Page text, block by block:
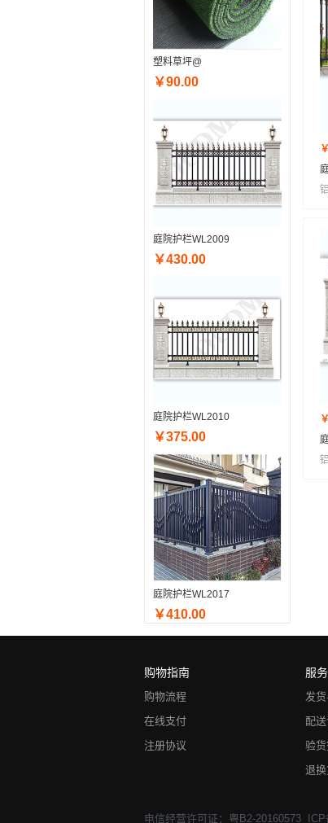
塑料草坪@
￥90.00
庭院护栏WL2009
￥430.00
庭院护栏WL2010
￥375.00
庭院护栏WL2017
￥410.00
购物指南
购物流程
在线支付
注册协议
服
发
配送
验
退
电信经营许可证：粤B2-20160573